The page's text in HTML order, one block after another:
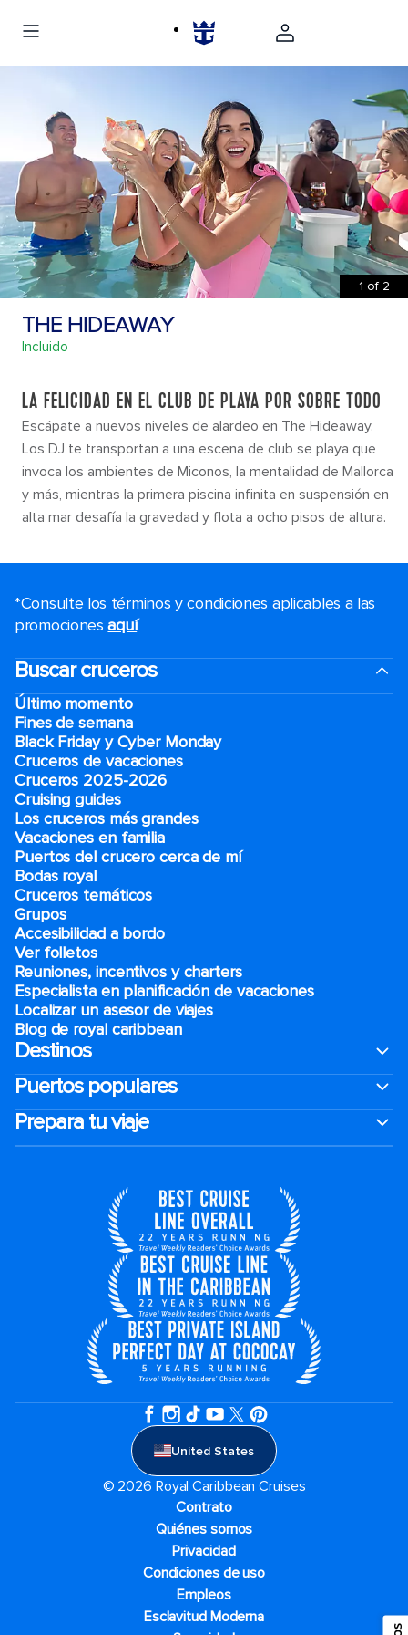
1 of 2
THE HIDEAWAY
Incluido
LA FELICIDAD EN EL CLUB DE PLAYA POR SOBRE TODO
Escápate a nuevos niveles de alardeo en The Hideaway.
Los DJ te transportan a una escena de club se playa que
invoca los ambientes de Miconos, la mentalidad de Mallorca
y más, mientras la primera piscina infinita en suspensión en
alta mar desafía la gravedad y flota a ocho pisos de altura.
*Consulte los términos y condiciones aplicables a las
promocionesaquí.
Buscar cruceros
Último momento
Fines de semana
Black Friday y Cyber Monday
Cruceros de vacaciones
Cruceros 2025-2026
Cruising guides
Los cruceros más grandes
Vacaciones en familia
Puertos del crucero cerca de mí
Bodas royal
Cruceros temáticos
Grupos
Accesibilidad a bordo
Ver folletos
Reuniones, incentivos y charters​
Especialista en planificación de vacaciones
Localizar un asesor de viajes
Blog de royal caribbean
Destinos
Puertos populares
Prepara tu viaje
United States
© 2026 Royal Caribbean Cruises
Contrato
Quiénes somos
Privacidad
Condiciones de uso
Empleos
Esclavitud Moderna